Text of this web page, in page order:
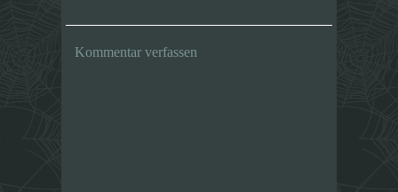
Kommentar verfassen